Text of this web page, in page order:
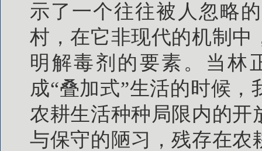
示了一个往往被人忽略
村，在它非现代的机制中
明解毒剂的要素。当林
成“叠加式”生活的时候
农耕生活种种局限内的开
与保守的陋习，残存在农